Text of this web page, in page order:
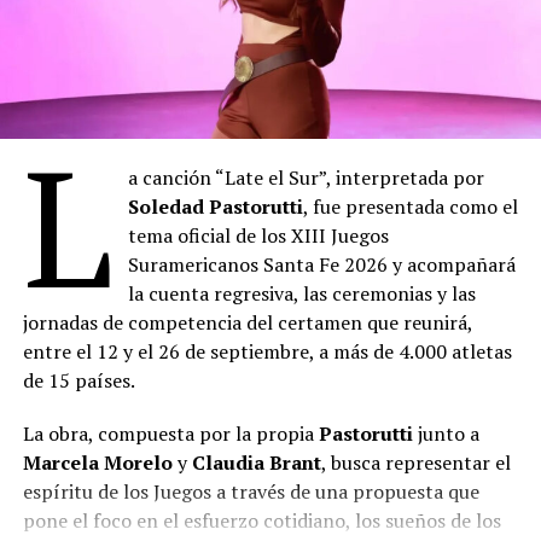
L
a canción “Late el Sur”, interpretada por
Soledad Pastorutti, fue presentada como el
tema oficial de los XIII Juegos
Suramericanos Santa Fe 2026 y acompañará
la cuenta regresiva, las ceremonias y las
jornadas de competencia del certamen que reunirá,
entre el 12 y el 26 de septiembre, a más de 4.000 atletas
de 15 países.
La obra, compuesta por la propiaPastoruttijunto a
Marcela MoreloyClaudia Brant, busca representar el
espíritu de los Juegos a través de una propuesta que
pone el foco en el esfuerzo cotidiano, los sueños de los